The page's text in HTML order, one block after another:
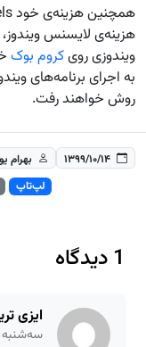
هزینه‌ی لایسنس ویندوز،
ویندوزی رویکروم بوک
به اجرای برنامه‌های
روش خواهند رفت.
۱۳۹۹/۱۰/۱۴ بهرام
لپ‌تاپ
1 دیدگاه
ایزی
سه‌شنبه 2 فوریه 21